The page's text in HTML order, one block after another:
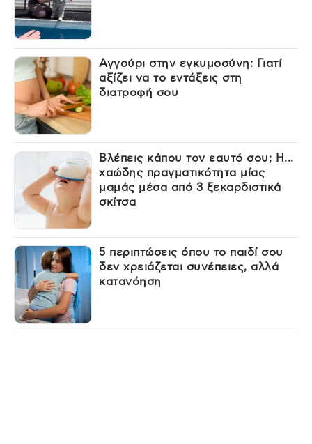
Αγγούρι στην εγκυμοσύνη: Γιατί
αξίζει να το εντάξεις στη
διατροφή σου
Βλέπεις κάπου τον εαυτό σου; Η...
χαώδης πραγματικότητα μίας
μαμάς μέσα από 3 ξεκαρδιστικά
σκίτσα
5 περιπτώσεις όπου το παιδί σου
δεν χρειάζεται συνέπειες, αλλά
κατανόηση